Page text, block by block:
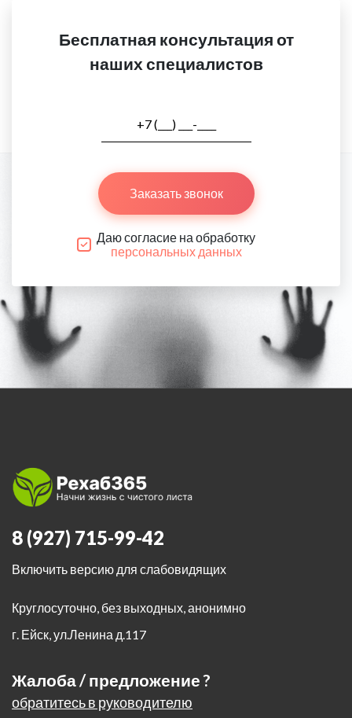
Бесплатная консультация от
наших специалистов
Заказать звонок
Даю согласие на обработку
персональных данных
8 (927) 715-99-42
Включить версию для слабовидящих
Круглосуточно, без выходных, анонимно
г. Ейск,ул.Ленина д.117
Жалоба / предложение ?
обратитесь в руководителю